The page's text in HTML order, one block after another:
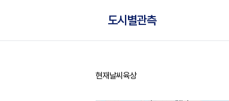
도시별관측
홈
현재날씨 육상